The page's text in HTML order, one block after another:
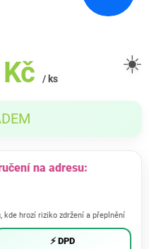
/ ks
☀️
na adresu:
kde hrozí riziko zdržení a přeplnění
⚡ DPD